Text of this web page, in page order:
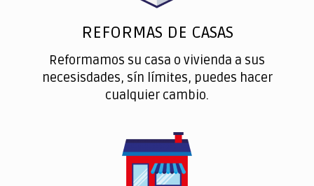
REFORMAS DE CASAS
Reformamos su casa o vivienda a sus
necesisdades, sín límites, puedes hacer
cualquier cambio.